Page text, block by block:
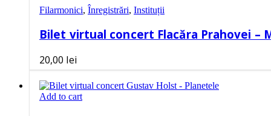
Filarmonici, Înregistrări, Instituții
Bilet virtual concert Flacăra Prahovei –
20,00 lei
Add to cart